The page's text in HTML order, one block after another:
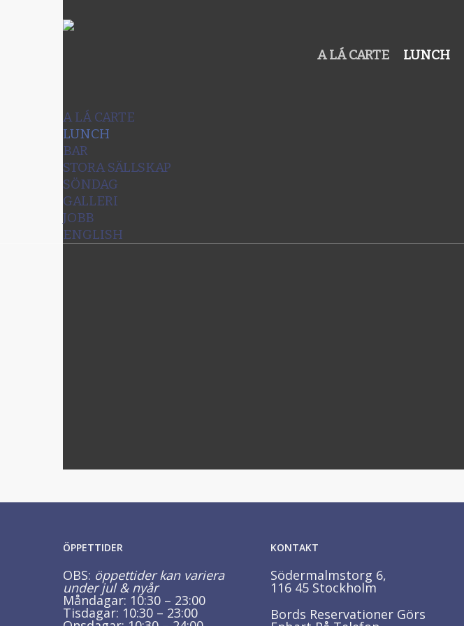
A LÁ CARTE LUNCH
A LÁ CARTE
LUNCH
BAR
STORA SÄLLSKAP
SÖNDAG
GALLERI
JOBB
ENGLISH
ÖPPETTIDER
OBS: öppettider kan variera
under jul & nyår
Måndagar: 10:30 – 23:00
Tisdagar: 10:30 – 23:00
KONTAKT
Södermalmstorg 6,
116 45 Stockholm
Bords Reservationer Görs